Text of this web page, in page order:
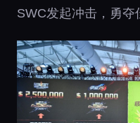
SWC发起冲击，勇夺